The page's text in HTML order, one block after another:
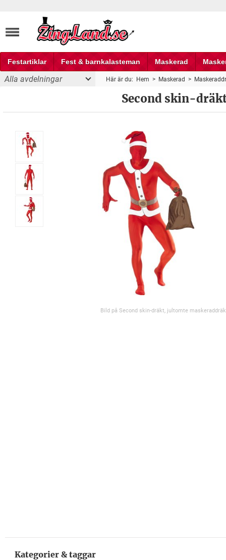
Festartiklar Fest & barnkalasteman Maskerad
Fest och partyprylar
Alla avdelningar Här är du: Hem > Maskerad >
Second skin-
Bild på Second skin-dräkt, jultomte
Kategorier & taggar